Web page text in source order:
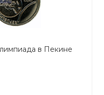
в Пекине